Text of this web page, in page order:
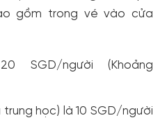
gồm trong vé vào cửa
SGD/người (Khoảng
học) là 10 SGD/người